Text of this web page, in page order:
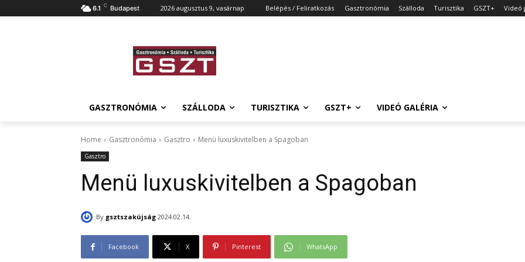
6.1 C Budapest 2026 augusztus 9, vasárnap Belépés / Feliratkozás Gasztronómia Szálloda Turisztika GSZT+ Videó
GASZTRONÓMIA SZÁLLODA TURISZTIKA GSZT+ VIDEÓ GALÉRIA
Home Gasztronómia Gasztro Menü luxuskivitelben a Spagoban
Gasztro
Menü luxuskivitelben a Spagoban
By gsztszakújság 2024.02.14.
Facebook X Pinterest WhatsApp